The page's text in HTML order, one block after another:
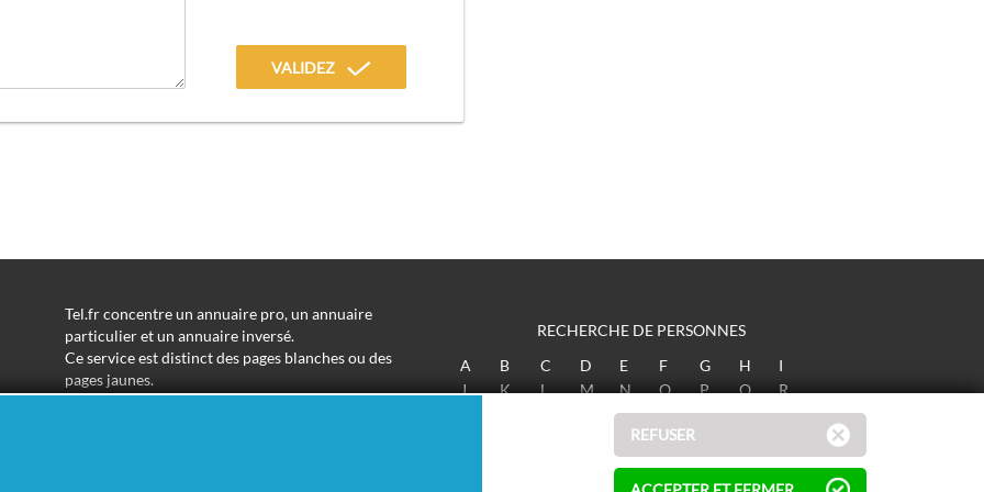
VALIDEZ
Tel.fr concentre un annuaire pro, un annuaire
particulier et un annuaire inversé.
Ce service est distinct des pages blanches ou des
pages jaunes.
Les informations utilisées peuvent donc varier en
RECHERCHE DE PERSONNES
A
B C D E F G H
I
J
K L M N O P Q
R
W X Y Z
REFUSER